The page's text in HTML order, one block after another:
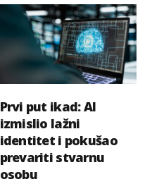
Prvi put ikad: AI
izmislio lažni
identitet i pokušao
prevariti stvarnu
osobu